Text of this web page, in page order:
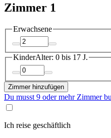
Zimmer 1
Erwachsene
KinderAlter: 0 bis 17 J.
Zimmer hinzufügen
Du musst 9 oder mehr Zimmer
Ich reise geschäftlich